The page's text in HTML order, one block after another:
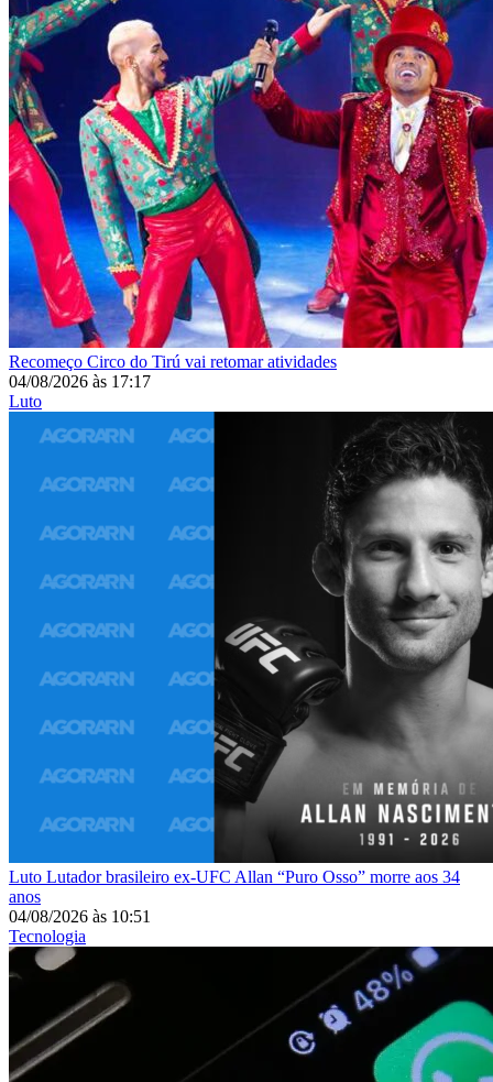
Recomeço Circo do Tirú vai retomar atividades
04/08/2026 às 17:17
Luto
Luto Lutador brasileiro ex-UFC Allan “Puro Osso” morre aos 34
anos
04/08/2026 às 10:51
Tecnologia